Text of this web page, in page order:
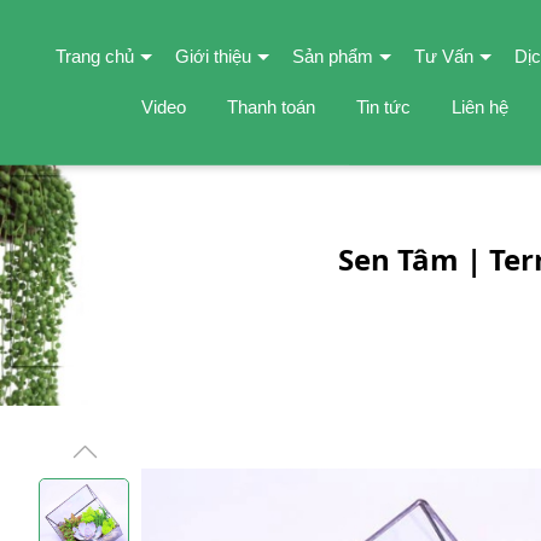
Trang chủ Giới thiệu Sản phẩm Tư Vấn
Video Thanh toán Tin tức Liên hệ
Sen Tâm |